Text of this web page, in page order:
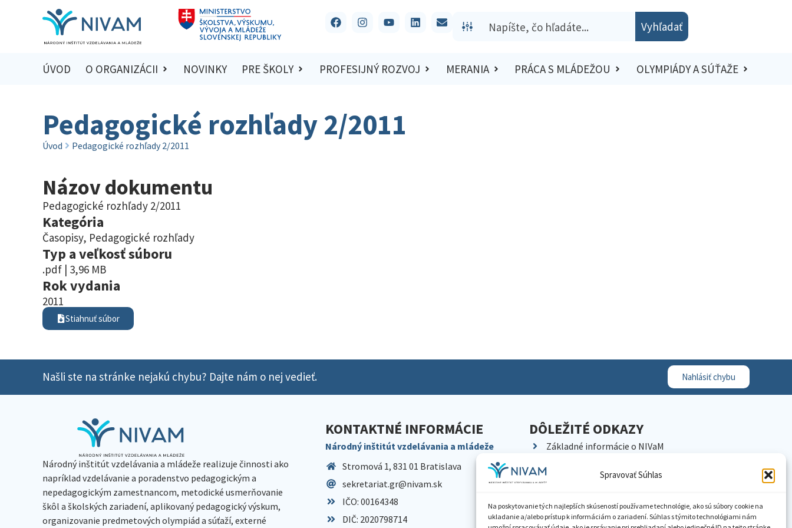
Spravovať Súhlas
Na poskytovanie tých najlepších skúseností používame technológie, ako sú súbory cookie na
ukladanie a/alebo prístup k informáciám o zariadení. Súhlas s týmito technológiami nám
Vyhľadať
ÚVOD O ORGANIZÁCII NOVINKY PRE ŠKOLY PROFESIJNÝ ROZVOJ MERANIA PRÁCA S MLÁDEŽOU OLYMPIÁDY A SÚŤAŽE
Pedagogické rozhľady 2/2011
Úvod Pedagogické rozhľady 2/2011
Názov dokumentu
Pedagogické rozhľady 2/2011
Kategória
Časopisy, Pedagogické rozhľady
Typ a veľkosť súboru
.pdf | 3,96 MB
Rok vydania
2011
Stiahnuť súbor
Našli ste na stránke nejakú chybu? Dajte nám o nej vedieť. Nahlásiť chybu
Národný inštitút vzdelávania a mládeže realizuje činnosti ako
napríklad vzdelávanie a poradenstvo pedagogickým a
nepedagogickým zamestnancom, metodické usmerňovanie
škôl a školských zariadení, aplikovaný pedagogický výskum,
organizovanie predmetových olympiád a súťaží, externé
KONTAKTNÉ INFORMÁCIE
Národný inštitút vzdelávania a mládeže
Stromová 1, 831 01 Bratislava
sekretariat.gr@nivam.sk
IČO: 00164348
DIČ: 2020798714
DÔLEŽITÉ ODKAZY
Základné informácie o NIVaM
Kariéra
Pracoviská NIVaM